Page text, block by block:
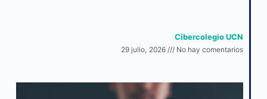
Cibercolegio UCN
29 julio, 2026 No hay comentarios